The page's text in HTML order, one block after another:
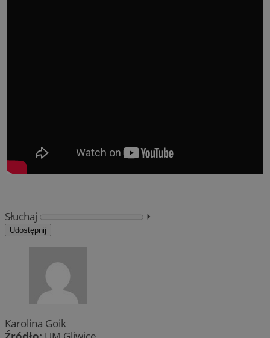
Słuchaj ⏵︎
Udostępnij
Karolina Goik